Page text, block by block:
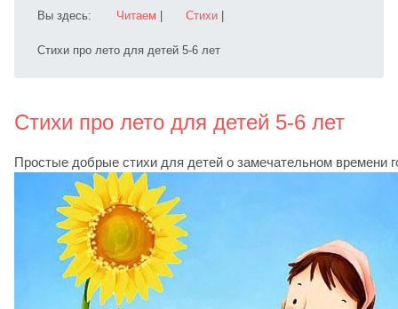
д...
детей 7-8 лет
Вы здесь: Читаем Стихи
Стихи про лето для детей 5-6 лет
Стихи про лето для детей 5-6 лет
Простые добрые стихи для детей о замечательном времени